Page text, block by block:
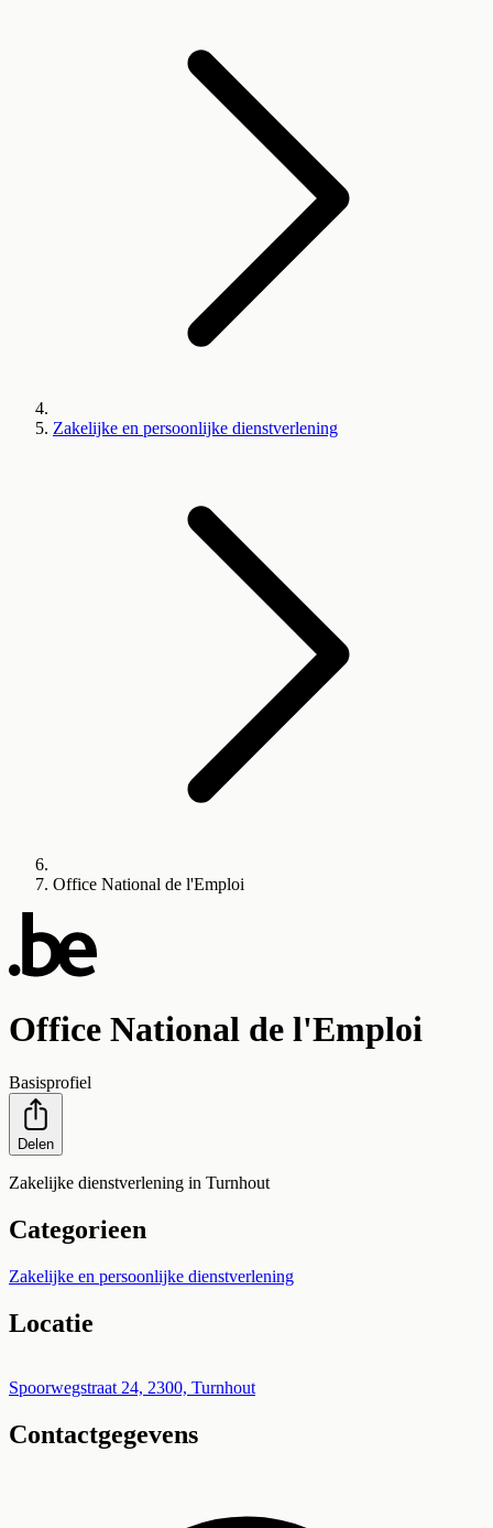
Zakelijke en persoonlijke dienstverlening
Office National de l'Emploi
Office National de l'Emploi
Basisprofiel
Delen
Zakelijke dienstverlening in Turnhout
Categorieen
Zakelijke en persoonlijke dienstverlening
Locatie
+
−
Spoorwegstraat 24, 2300, Turnhout
Contactgegevens